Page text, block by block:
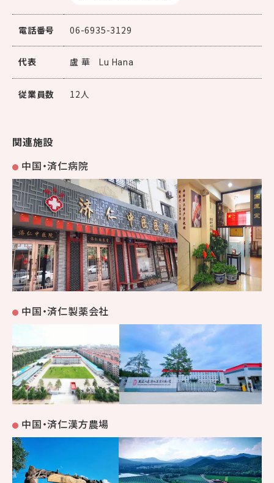
電話番号 06-6935-3129
代表 盧 華 Lu Hana
従業員数 12人
関連施設
中国・済仁病院
中国・済仁製薬会社
中国・済仁漢方農場